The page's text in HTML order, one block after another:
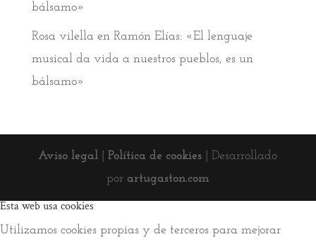
bálsamo»
Rosa vilella en Ramón Elías: «El lenguaje
musical da vida a nuestros pueblos, es un
bálsamo»
Aviso legal |Política de cookies | Desarrollado
por artugaston.com
Esta web usa cookies
Utilizamos cookies propias y de terceros para mejorar